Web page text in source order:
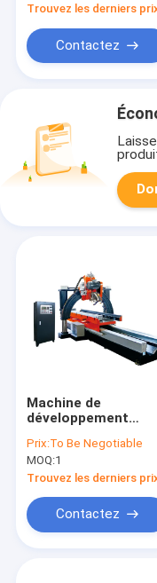
décoration
Trouvez les derniers
Contactez
Machine de
développement
de Roman Pillar Slot
Stone Cutting
Prix:To Be Negotiable
MOQ:1
Trouvez les derniers
Contactez